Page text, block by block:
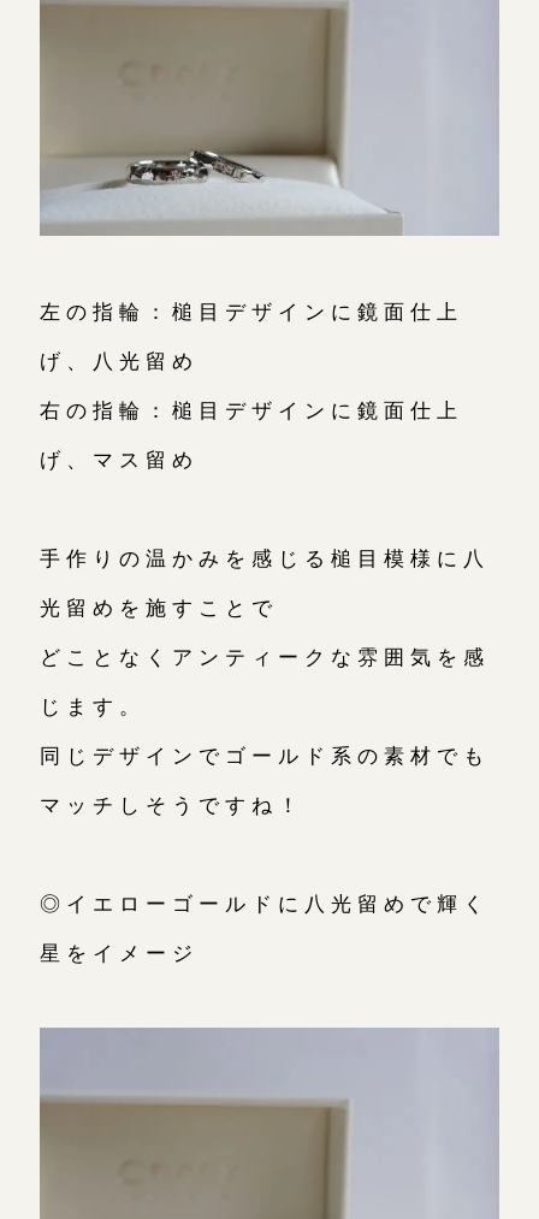
左の指輪：槌目デザインに鏡面仕上
げ、八光留め
右の指輪：槌目デザインに鏡面仕上
げ、マス留め
手作りの温かみを感じる槌目模様に八
光留めを施すことで
どことなくアンティークな雰囲気を感
じます。
同じデザインでゴールド系の素材でも
マッチしそうですね！
◎イエローゴールドに八光留めで輝く
星をイメージ